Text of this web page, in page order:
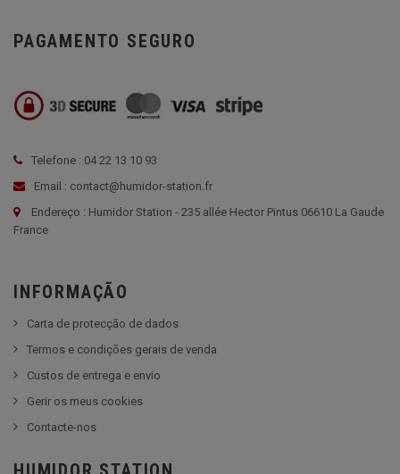
PAGAMENTO SEGURO
Telefone : 04 22 13 10 93
Email : contact@humidor-station.fr
Endereço : Humidor Station - 235 allée Hector Pintus 06610 La Gaude
France
INFORMAÇÃO
Carta de protecção de dados
Termos e condições gerais de venda
Custos de entrega e envio
Gerir os meus cookies
Contacte-nos